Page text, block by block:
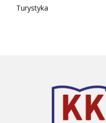
Turystyka